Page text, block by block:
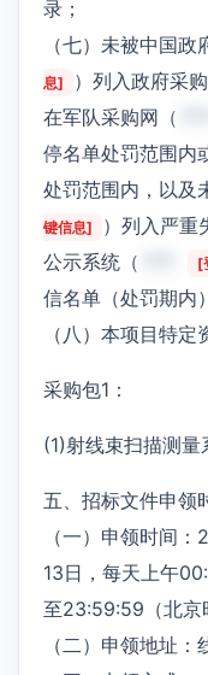
录；
（七）未被中国政
息]
）列入政府采
在军队采购网（
停名单处罚范围内
处罚范围内，以及
键信息]
）列入严重
公示系统（
[
信名单（处罚期内
（八）本项目特定
采购包1：
(1)射线束扫描测量
五、招标文件申领
（一）申领时间
13日，每天上午
至23:59:59（北京
（二）申领地址：